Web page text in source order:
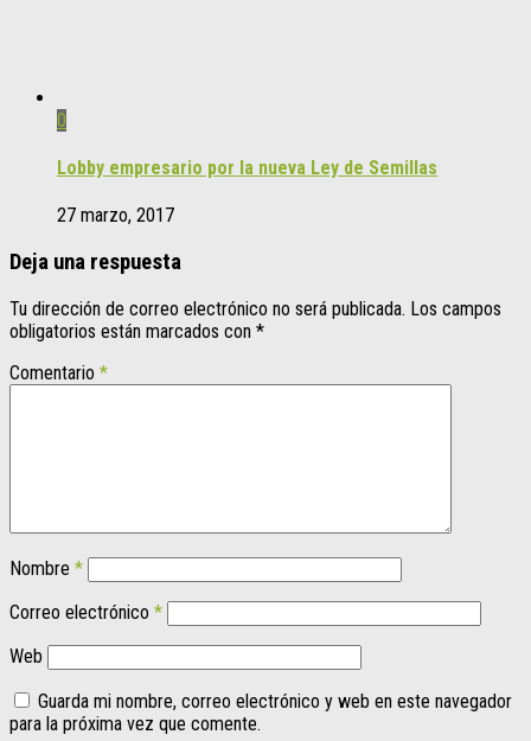
0
Lobby empresario por la nueva Ley de Semillas
27 marzo, 2017
Deja una respuesta
Tu dirección de correo electrónico no será publicada. Los campos
obligatorios están marcados con *
Comentario *
Nombre *
Correo electrónico *
Web
Guarda mi nombre, correo electrónico y web en este navegador
para la próxima vez que comente.